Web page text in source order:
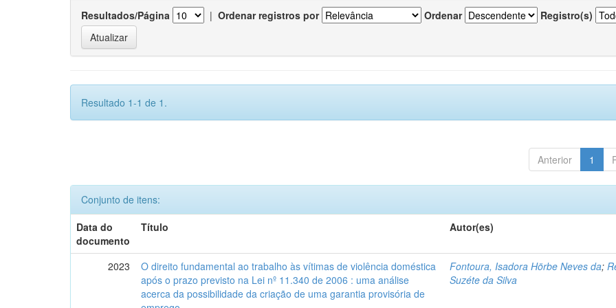
Resultados/Página | Ordenar registros por Ordenar Registro(s)
Resultado 1-1 de 1.
Anterior 1
Conjunto de itens:
Data do
documento
Título Autor(es)
2023
O direito fundamental ao trabalho às vítimas de violência doméstica
após o prazo previsto na Lei nº 11.340 de 2006 : uma análise
acerca da possibilidade da criação de uma garantia provisória de
Fontoura, Isadora Hörbe Neves da;
Suzéte da Silva